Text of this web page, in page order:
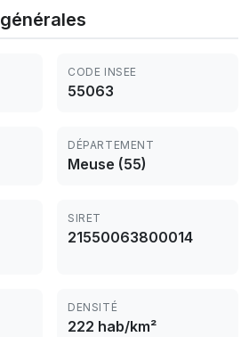
CODE INSEE
55063
DÉPARTEMENT
Meuse (55)
SIRET
21550063800014
DENSITÉ
222 hab/km²